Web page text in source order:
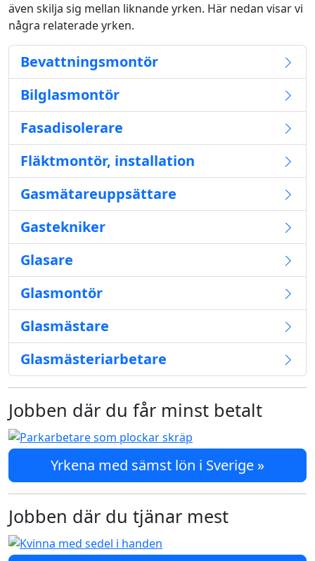
även skilja sig mellan liknande yrken. Här nedan visar vi
några relaterade yrken.
Bevattningsmontör
Bilglasmontör
Fasadisolerare
Fläktmontör, installation
Gasmätareuppsättare
Gastekniker
Glasare
Glasmontör
Glasmästare
Glasmästeriarbetare
Jobben där du får minst betalt
Yrkena med sämst lön i Sverige »
Jobben där du tjänar mest